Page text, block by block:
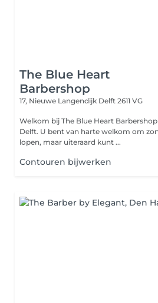
The Blue Heart
Barbershop
17, Nieuwe Langendijk Delft 2611 VG
Welkom bij The Blue Heart Barbershop dé barbershop in hartje
Delft. U bent van harte welkom om zonder afspraak binnen te
lopen, maar uiteraard kunt ...
Contouren bijwerken